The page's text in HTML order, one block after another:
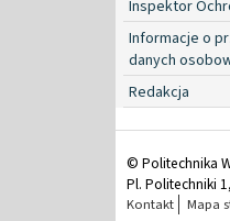
Inspektor
Informacje o
danych
Redakcja
© Politechnika
Pl. Politechniki
Kontakt Mapa